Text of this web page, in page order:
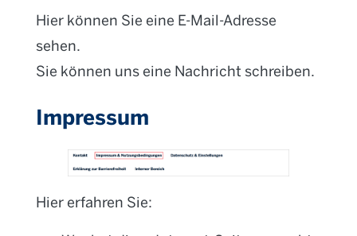
Hier können Sie eine E-Mail-Adresse
sehen.
Sie können uns eine Nachricht schreiben.
Impressum
Hier erfahren Sie: